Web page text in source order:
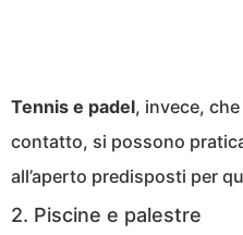
Tennis e padel, invece,
contatto, si possono
all’aperto predisposti per
2. Piscine e palestre